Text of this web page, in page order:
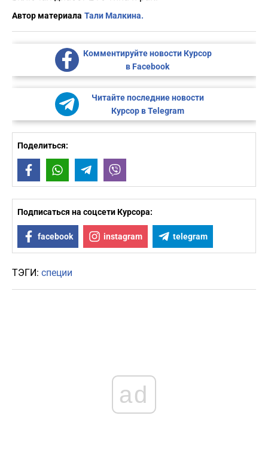
Автор материала Тали Малкина.
Комментируйте новости Курсор
в Facebook
Читайте последние новости
Курсор в Telegram
Поделиться:
FacebookWhatsAppTelegram
Подписаться на соцсети Курсора:
facebook instagram telegram
ТЭГИ: специи
ad